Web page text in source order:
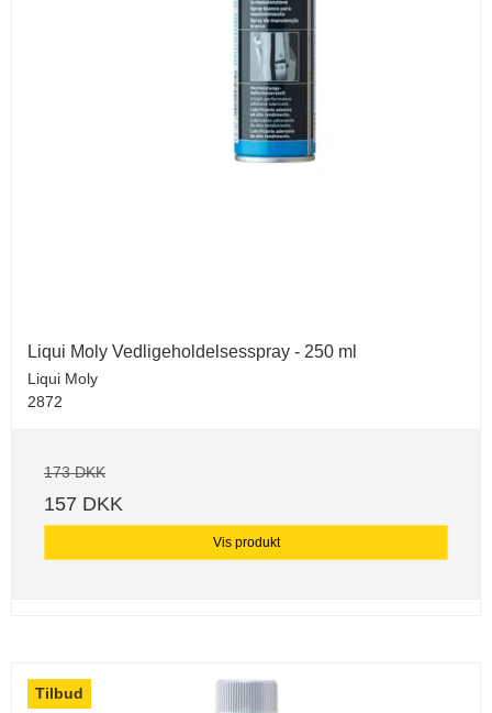
Liqui Moly Vedligeholdelsesspray - 250 ml
Liqui Moly
2872
173 DKK
157 DKK
Vis produkt
Tilbud